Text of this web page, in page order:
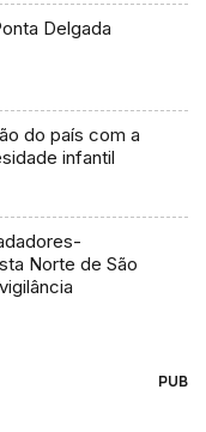
Delgada
do país com a
infantil
Norte de São
PUB